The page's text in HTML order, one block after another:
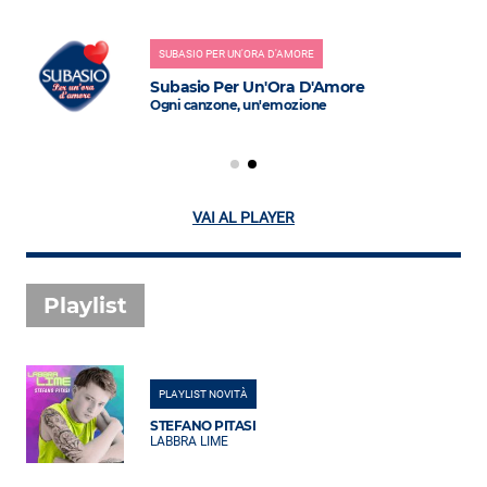
SUBASIO PER UN'ORA D'AMORE
Subasio Per Un'Ora D'Amore
Ogni canzone, un'emozione
VAI AL PLAYER
Playlist
PLAYLIST NOVITÀ
STEFANO PITASI
LABBRA LIME